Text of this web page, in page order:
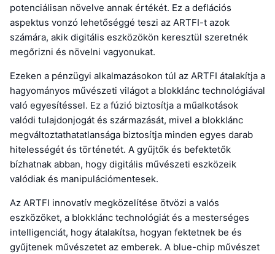
potenciálisan növelve annak értékét. Ez a deflációs
aspektus vonzó lehetőséggé teszi az ARTFI-t azok
számára, akik digitális eszközökön keresztül szeretnék
megőrizni és növelni vagyonukat.
Ezeken a pénzügyi alkalmazásokon túl az ARTFI átalakítja a
hagyományos művészeti világot a blokklánc technológiával
való egyesítéssel. Ez a fúzió biztosítja a műalkotások
valódi tulajdonjogát és származását, mivel a blokklánc
megváltoztathatatlansága biztosítja minden egyes darab
hitelességét és történetét. A gyűjtők és befektetők
bízhatnak abban, hogy digitális művészeti eszközeik
valódiak és manipulációmentesek.
Az ARTFI innovatív megközelítése ötvözi a valós
eszközöket, a blokklánc technológiát és a mesterséges
intelligenciát, hogy átalakítsa, hogyan fektetnek be és
gyűjtenek művészetet az emberek. A blue-chip művészet